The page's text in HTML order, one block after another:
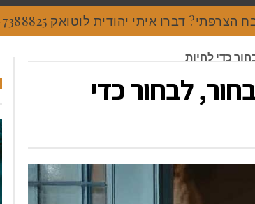
דברו איתי יהודית לוטואק 054-7388825.
כדי לחיות
לבחור כדי